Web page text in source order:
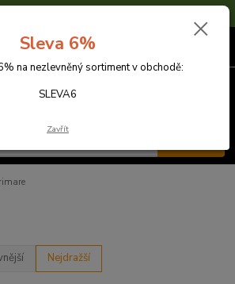
nezlevněné zboží s kódem SLEVA6
Nejdražší
Sleva 6%
na nezlevněný sortiment v obchodě:
SLEVA6
Zavřít